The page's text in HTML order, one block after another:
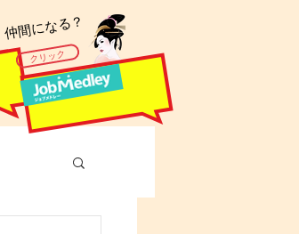
​仲間になる？
クリック